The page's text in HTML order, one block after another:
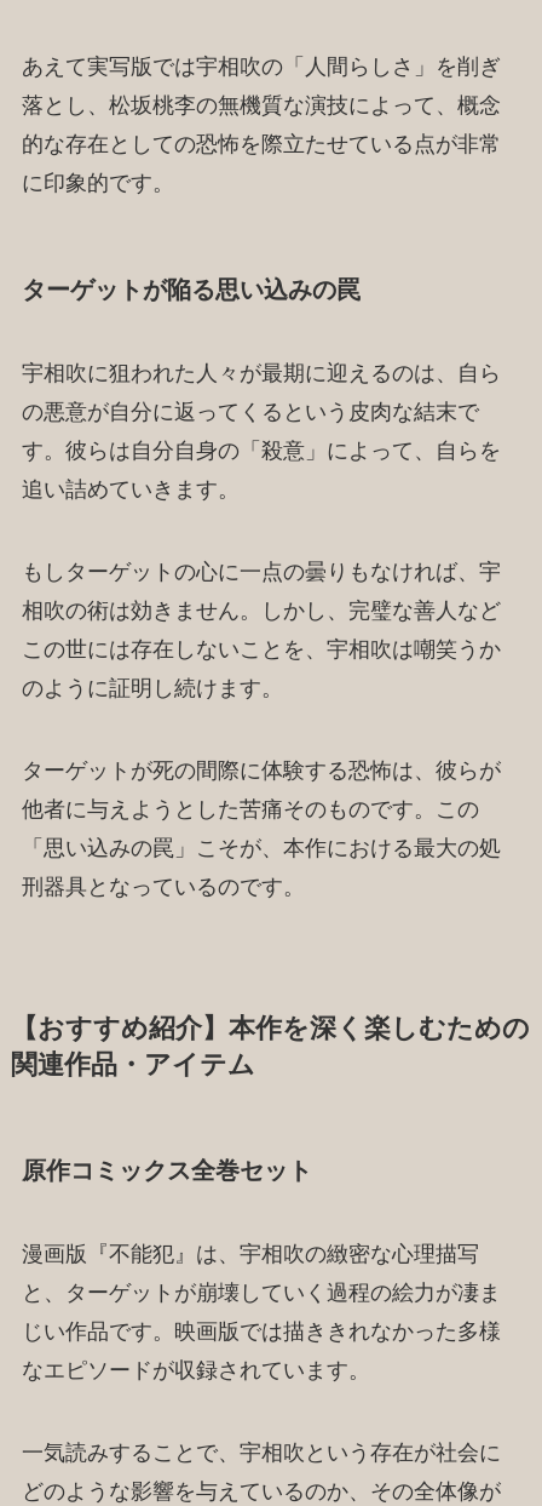
あえて実写版では宇相吹の「人間らしさ」を削ぎ
落とし、松坂桃李の無機質な演技によって、概念
的な存在としての恐怖を際立たせている点が非常
に印象的です。
ターゲットが陥る思い込みの罠
宇相吹に狙われた人々が最期に迎えるのは、自ら
の悪意が自分に返ってくるという皮肉な結末で
す。彼らは自分自身の「殺意」によって、自らを
追い詰めていきます。
もしターゲットの心に一点の曇りもなければ、宇
相吹の術は効きません。しかし、完璧な善人など
この世には存在しないことを、宇相吹は嘲笑うか
のように証明し続けます。
ターゲットが死の間際に体験する恐怖は、彼らが
他者に与えようとした苦痛そのものです。この
「思い込みの罠」こそが、本作における最大の処
刑器具となっているのです。
【おすすめ紹介】本作を深く楽しむための
関連作品・アイテム
原作コミックス全巻セット
漫画版『不能犯』は、宇相吹の緻密な心理描写
と、ターゲットが崩壊していく過程の絵力が凄ま
じい作品です。映画版では描ききれなかった多様
なエピソードが収録されています。
一気読みすることで、宇相吹という存在が社会に
どのような影響を与えているのか、その全体像が